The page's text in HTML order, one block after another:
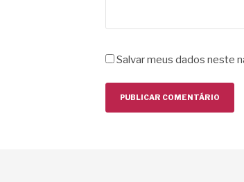
Salvar meus dados neste